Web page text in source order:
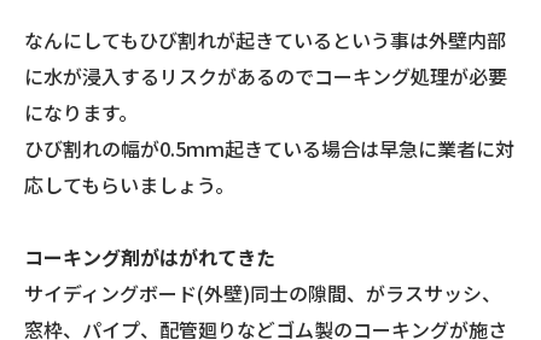
なんにしてもひび割れが起きているという事は外壁内部
に水が浸入するリスクがあるのでコーキング処理が必要
になります。
ひび割れの幅が0.5ｍｍ起きている場合は早急に業者に対
応してもらいましょう。
コーキング剤がはがれてきた
サイディングボード(外壁)同士の隙間、がラスサッシ、
窓枠、パイプ、配管廻りなどゴム製のコーキングが施さ